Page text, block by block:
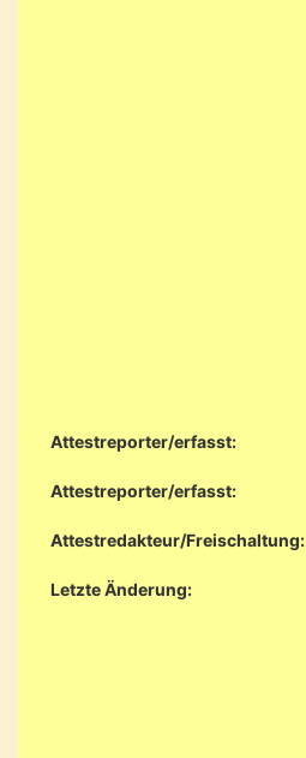
Attestreporter/erfasst:
Attestreporter/erfasst:
Attestredakteur/Freischaltung:
Letzte Änderung: